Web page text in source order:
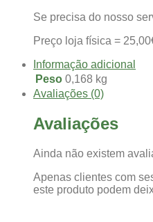
Se precisa do nosso
Preço loja física =
Informação adicional
Peso 0,168 kg
Avaliações (0)
Avaliações
Ainda não existem
Apenas clientes com
este produto podem